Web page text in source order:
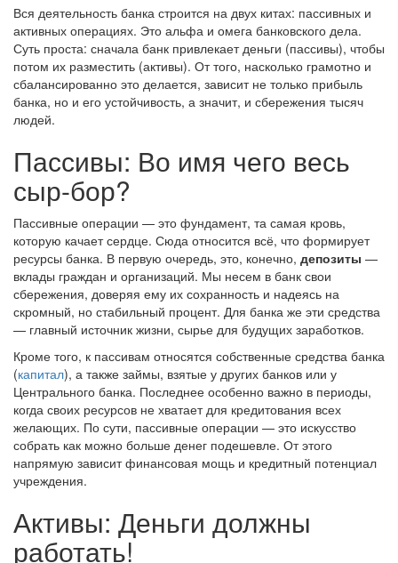
Вся деятельность банка строится на двух китах: пассивных и
активных операциях. Это альфа и омега банковского дела.
Суть проста: сначала банк привлекает деньги (пассивы), чтобы
потом их разместить (активы). От того, насколько грамотно и
сбалансированно это делается, зависит не только прибыль
банка, но и его устойчивость, а значит, и сбережения тысяч
людей.
Пассивы: Во имя чего весь
сыр-бор?
Пассивные операции — это фундамент, та самая кровь,
которую качает сердце. Сюда относится всё, что формирует
ресурсы банка. В первую очередь, это, конечно, депозиты —
вклады граждан и организаций. Мы несем в банк свои
сбережения, доверяя ему их сохранность и надеясь на
скромный, но стабильный процент. Для банка же эти средства
— главный источник жизни, сырье для будущих заработков.
Кроме того, к пассивам относятся собственные средства банка
(капитал), а также займы, взятые у других банков или у
Центрального банка. Последнее особенно важно в периоды,
когда своих ресурсов не хватает для кредитования всех
желающих. По сути, пассивные операции — это искусство
собрать как можно больше денег подешевле. От этого
напрямую зависит финансовая мощь и кредитный потенциал
учреждения.
Активы: Деньги должны
работать!